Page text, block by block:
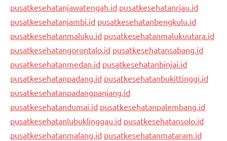
pusatkesehatanjawatengah.id pusatkesehatanriau.id
pusatkesehatanjambi.id pusatkesehatanbengkulu.id
pusatkesehatanmaluku.id pusatkesehatanmalukuutara.id
pusatkesehatangorontalo.id pusatkesehatansabang.id
pusatkesehatanmedan.id pusatkesehatanbinjai.id
pusatkesehatanpadang.id pusatkesehatanbukittinggi.id
pusatkesehatanpadangpanjang.id
pusatkesehatandumai.id pusatkesehatanpalembang.id
pusatkesehatanlubuklinggau.id pusatkesehatansolo.id
pusatkesehatanmalang.id pusatkesehatanmataram.id